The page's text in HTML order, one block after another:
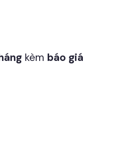
kèm báo giá